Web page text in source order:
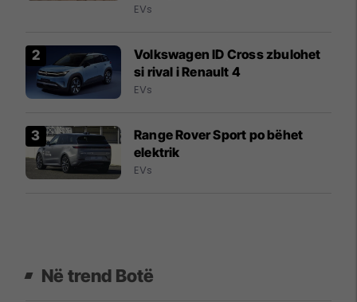
EVs
Volkswagen ID Cross zbulohet
si rival i Renault 4
EVs
Range Rover Sport po bëhet
elektrik
EVs
Në trend Botë